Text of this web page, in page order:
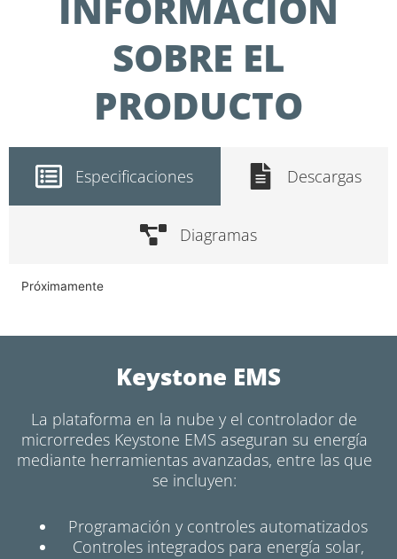
SOBRE EL
PRODUCTO
Especificaciones Descargas
Diagramas
Próximamente
Keystone EMS
La plataforma en la nube y el controlador de
microrredes Keystone EMS aseguran su energía
mediante herramientas avanzadas, entre las que
se incluyen:
Programación y controles automatizados
Controles integrados para energía solar,